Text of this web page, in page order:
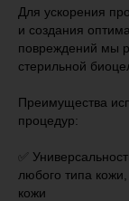
Для ускорения
и создания
повреждений мы
стерильной
Преимущества
процедур:⠀
✅
любого типа
кожи